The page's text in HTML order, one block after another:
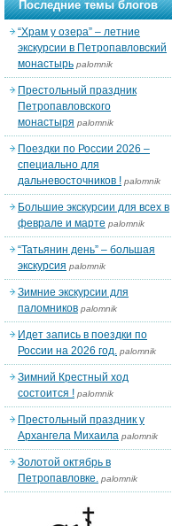
Последние темы блогов
“Храм у озера” – летние
экскурсии в Петропавловский
монастырь palomnik
Престольный праздник
Петропавловского
монастыря palomnik
Поездки по России 2026 –
специально для
дальневосточников ! palomnik
Большие экскурсии для всех в
феврале и марте palomnik
“Татьянин день” – большая
экскурсия palomnik
Зимние экскурсии для
паломников palomnik
Идет запись в поездки по
России на 2026 год. palomnik
Зимний Крестный ход
состоится ! palomnik
Престольный праздник у
Архангела Михаила palomnik
Золотой октябрь в
Петропавловке. palomnik